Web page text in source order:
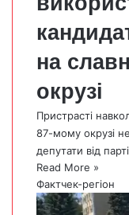
на
окрузі
Пристрасті
87-мому окрузі
депутати від
Read More »
Фактчек-регіон